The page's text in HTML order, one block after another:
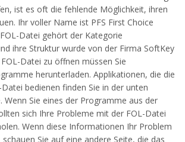
ist es oft die fehlende Möglichkeit, ihren
Ihr voller Name ist PFS First Choice
Datei gehört der Kategorie
ihre Struktur wurde von der Firma SoftKey
Datei zu öffnen müssen Sie
herunterladen. Applikationen, die die
bedienen finden Sie in der unten
Wenn Sie eines der Programme aus der
sich Ihre Probleme mit der FOL-Datei
Wenn diese Informationen Ihr Problem
Sie auf eine andere Seite, die das